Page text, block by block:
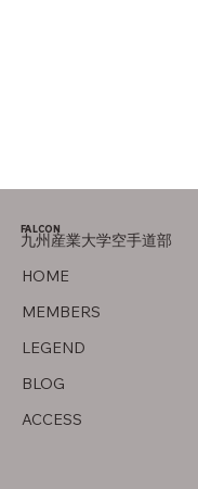
後期の目標
HOME
MEMBERS
LEGEND
BLOG
ACCESS
FALCON
九州産業大学空手道部